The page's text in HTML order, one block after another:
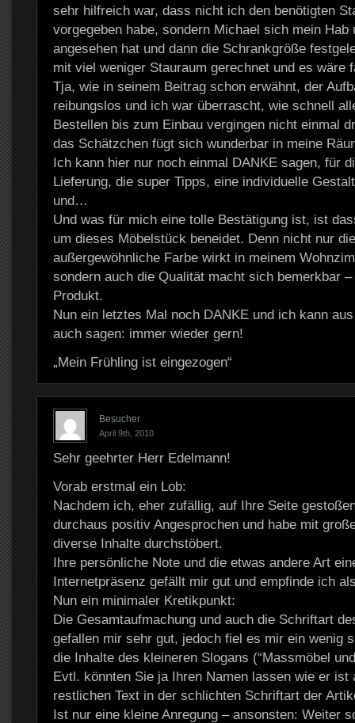
sehr hilfreich war, dass nicht ich den benötigten
vorgegeben habe, sondern Michael sich mein Hab
angesehen hat und dann die Schrankgröße
mit viel weniger Stauraum gerechnet und es wäre
Tja, wie in seinem Beitrag schon erwähnt, der
reibungslos und ich war überrascht, wie schnell
Bestellen bis zum Einbau vergingen nicht einmal
das Schätzchen fügt sich wunderbar in meine
Ich kann hier nur noch einmal DANKE sagen, für
Lieferung, die super Tipps, eine individuelle
und…
Und was für mich eine tolle Bestätigung ist, ist
um dieses Möbelstück beneidet. Denn nicht nur
außergewöhnliche Farbe wirkt in meinem
sondern auch die Qualität macht sich bemerkbar
Produkt.
Nun ein letztes Mal noch DANKE und ich kann
auch sagen: immer wieder gern!
„Mein Frühling ist eingezogen“
Besucher
April 9th, 2010
Sehr geehrter Herr Edelmann!
Vorab erstmal ein Lob:
Nachdem ich, eher zufällig, auf Ihre Seite
durchaus positiv Angesprochen und habe mit
diverse Inhalte durchstöbert.
Ihre persönliche Note und die etwas andere Art
Internetpräsenz gefällt mir gut und empfinde ich
Nun ein minimaler Kretikpunkt:
Die Gesamtaufmachung und auch die Schriftart
gefallen mir sehr gut, jedoch fiel es mir ein wenig
die Inhalte des kleineren Slogans (“Massmöbel
Evtl. könnten Sie ja Ihren Namen lassen wie er ist
restlichen Text in der schlichten Schriftart der
Ist nur eine kleine Anregung – ansonsten: Weiter